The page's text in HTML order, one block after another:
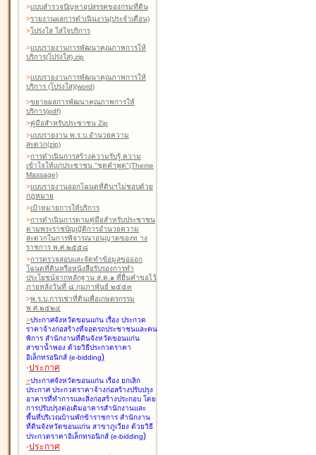
>แบบสำรวจปัญหาอุปสรรคของกรมที่ดิน
>รายงานผลการดำเนินงาน(ประจำเดือน)
>โปร่งใส ใส่ใจบริการ
>แบบรายงานการพัฒนาคุณภาพการให้
บริการ(โปร่งใส).zip
>แบบรายงานการพัฒนาคุณภาพการให้
บริการ (โปร่งใส)(word)
>ขยายผลการพัฒนาคุณภาพการให้
บริการ(pdf)
>คู่มือสำหรับประชาชน Zip
>แบบรายงาน พ.ร.บ.อำนวยความ
สะดวก(zip)
>การดำเนินการสร้างความรับรู้ ความ
เข้าใจให้แก่ประชาชน "ชุดคำพูด"(Theme
Massage)
>แบบรายงานออกโฉนดที่ดินฯไม่ชอบด้วย
กฎหมาย
>เป้าหมายการให้บริการ
>การดำเนินการตามคู่มือสำหรับประชาชน
ตามพระราชบัญญัติการอำนวยความ
สะดวกในการพิจารณาอนุญาตของท าง
ราชการ พ.ศ.๒๕๕๘
>การตรวจสอบและจัดทำข้อมูลขอออก
โฉนดที่ดินหรือหนังสือรับรองการทำ
ประโยชน์จากหลักฐาน ส.ค.๑ ที่ยื่นคำขอไว้
ภายหลังวันที่ ๘ กุมภาพันธ์ ๒๕๕๓
>พ.ร.บ.การเช่าที่ดินเพื่อเกษตรกรรม
พ.ศ.๒๕๒๔
>ประกาศจังหวัดขอนแก่น เรื่อง ประกวด
ราคาจ้างก่อสร้างที่จอดรถประชาชนและคน
พิการ สำนักงานที่ดินจังหวัดขอนแก่น
สาขาน้ำพอง ด้วยวิธีประกวดราคา
อิเล็กทรอนิกส์ (e-bidding)
-ประกาศ
>ประกาศจังหวัดขอนแก่น เรื่อง ยกเลิก
ประกาศ ประกวดราคาจ้างก่อสร้างปรับปรุง
อาคารที่ทำการและสิ่งก่อสร้างประกอบ โดย
การปรับปรุงต่อเติมอาคารสำนักงานและ
พื้นที่บริเวณบ้านพักข้าราชการ สำนักงาน
ที่ดินจังหวัดขอนแก่น สาขาภูเวียง ด้วยวิธี
ประกวดราคาอิเล็กทรอนิกส์ (e-bidding)
-ประกาศ